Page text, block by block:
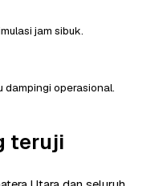
jam sibuk.
dampingi operasional.
teruji